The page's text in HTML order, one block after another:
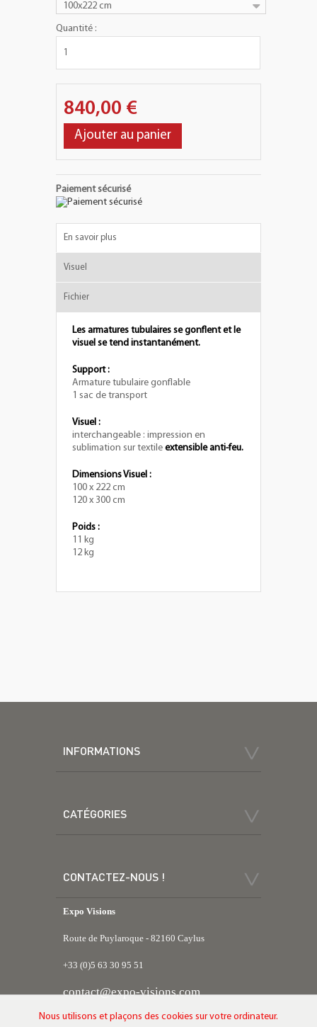
100x222 cm
Quantité :
840,00 €
Ajouter au panier
Paiement sécurisé
En savoir plus
Visuel
Fichier
Les armatures tubulaires se gonflent et le
visuel se tend instantanément.
Support :
Armature tubulaire gonflable
1 sac de transport
Visuel :
interchangeable : impression en
sublimation sur textile extensible anti-feu.
Dimensions Visuel :
100 x 222 cm
120 x 300 cm
Poids :
11 kg
12 kg
INFORMATIONS
CATÉGORIES
CONTACTEZ-NOUS !
Expo Visions
Route de Puylaroque - 82160 Caylus
+33 (0)5 63 30 95 51
contact@expo-visions.com
Nous utilisons et plaçons des cookies sur votre ordinateur.